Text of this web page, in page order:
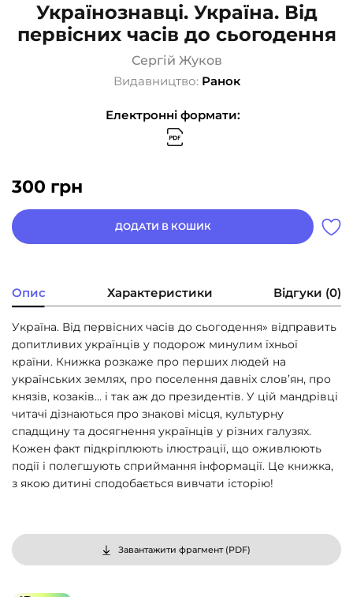
Українознавці. Україна. Від
первісних часів до сьогодення
Сергій Жуков
Видавництво: Ранок
Електронні формати:
300 грн
ДОДАТИ В КОШИК
Опис Характеристики Відгуки (0)
Україна. Від первісних часів до сьогодення» відправить
допитливих українців у подорож минулим їхньої
країни. Книжка розкаже про перших людей на
українських землях, про поселення давніх слов’ян, про
князів, козаків… і так аж до президентів. У цій мандрівці
читачі дізнаються про знакові місця, культурну
спадщину та досягнення українців у різних галузях.
Кожен факт підкріплюють ілюстрації, що оживлюють
події і полегшують сприймання інформації. Це книжка,
з якою дитині сподобається вивчати історію!
Завантажити фрагмент (PDF)